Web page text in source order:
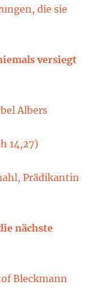
die sie
versiegt
Albers
14,27)
Prädikantin
nächste
Bleckmann